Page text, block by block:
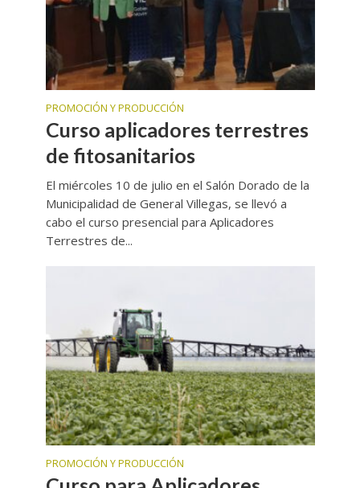
PROMOCIÓN Y PRODUCCIÓN
Curso aplicadores terrestres
de fitosanitarios
El miércoles 10 de julio en el Salón Dorado de la
Municipalidad de General Villegas, se llevó a
cabo el curso presencial para Aplicadores
Terrestres de...
PROMOCIÓN Y PRODUCCIÓN